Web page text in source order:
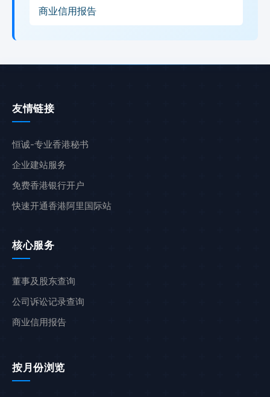
商业信用报告
友情链接
恒诚-专业香港秘书
企业建站服务
免费香港银行开户
快速开通香港阿里国际站
核心服务
董事及股东查询
公司诉讼记录查询
商业信用报告
按月份浏览